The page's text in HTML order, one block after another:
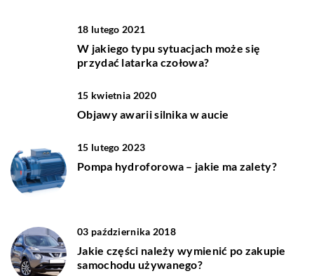
18 lutego 2021
W jakiego typu sytuacjach może się
przydać latarka czołowa?
15 kwietnia 2020
Objawy awarii silnika w aucie
15 lutego 2023
Pompa hydroforowa – jakie ma zalety?
03 października 2018
Jakie części należy wymienić po zakupie
samochodu używanego?